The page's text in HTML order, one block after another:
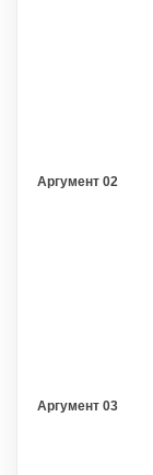
Аргумент 02
Аргумент 03